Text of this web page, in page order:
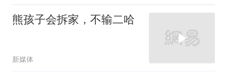
熊孩子会拆家，不输二哈
新媒体